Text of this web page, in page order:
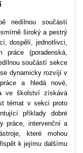
nedílnou součástí
široký a pestrý
dospělí, jednotlivci,
(poradenská,
součástí sekce
dynamicky rozvíjí v
a hledá nové,
ve školství získává
témat v sekci proto
příklady dobré
práce, intervenční a
které mohou
k jejímu dalšímu